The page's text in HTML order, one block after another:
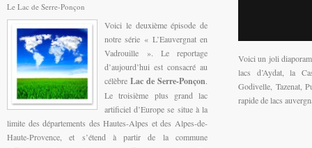
Le Lac de Serre-Ponçon
Voici le deuxième épisode de
notre série « L’Eauvergnat en
Vadrouille ». Le reportage
d’aujourd’hui est consacré au
célèbre Lac de Serre-Ponçon.
Le troisième plus grand lac
artificiel d’Europe se situe à la
limite des départements des Hautes-Alpes et des Alpes-de-
Haute-Provence, et s’étend à partir de la commune
Voici un joli
lacs d’Aydat, la
Godivelle, Tazenat,
rapide de lacs